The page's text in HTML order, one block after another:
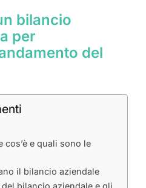
bilancio
per
del
cos’è e quali sono le
il bilancio aziendale
bilancio aziendale e gli